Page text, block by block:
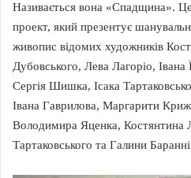
Називається вона «Спадщина».
проект, який презентує
живопис відомих художників
Дубовського, Лева Лагоріо, Івана
Сергія Шишка, Ісака
Івана Гаврилова, Маргарити
Володимира Яценка, Костянтина
Тартаковського та Галини